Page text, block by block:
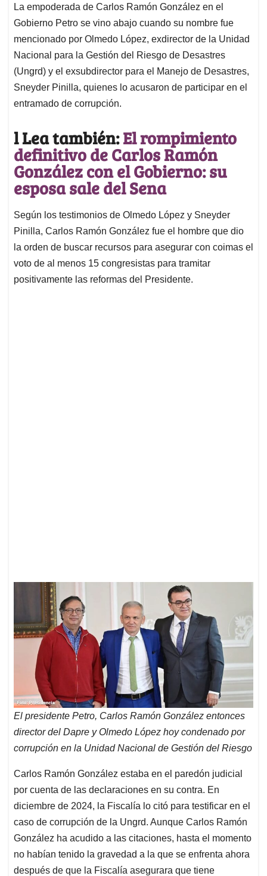
La empoderada de Carlos Ramón González en el
Gobierno Petro se vino abajo cuando su nombre fue
mencionado por Olmedo López, exdirector de la Unidad
Nacional para la Gestión del Riesgo de Desastres
(Ungrd) y el exsubdirector para el Manejo de Desastres,
Sneyder Pinilla, quienes lo acusaron de participar en el
entramado de corrupción.
l Lea también:El rompimiento
definitivo de Carlos Ramón
González con el Gobierno: su
esposa sale del Sena
Según los testimonios de Olmedo López y Sneyder
Pinilla, Carlos Ramón González fue el hombre que dio
la orden de buscar recursos para asegurar con coimas el
voto de al menos 15 congresistas para tramitar
positivamente las reformas del Presidente.
El presidente Petro, Carlos Ramón González entonces
director del Dapre y Olmedo López hoy condenado por
corrupción en la Unidad Nacional de Gestión del Riesgo
Carlos Ramón González estaba en el paredón judicial
por cuenta de las declaraciones en su contra. En
diciembre de 2024, la Fiscalía lo citó para testificar en el
caso de corrupción de la Ungrd. Aunque Carlos Ramón
González ha acudido a las citaciones, hasta el momento
no habían tenido la gravedad a la que se enfrenta ahora
después de que la Fiscalía asegurara que tiene